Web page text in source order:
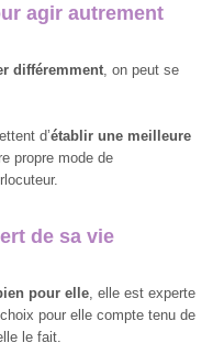
agir autrement
différemment, on peut se
d’établir une meilleure
propre mode de
de sa vie
pour elle, elle est experte
pour elle compte tenu de
le fait.